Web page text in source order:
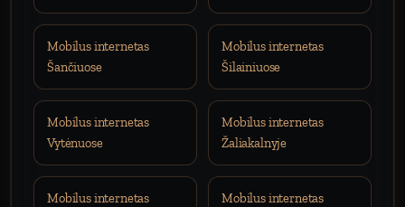
Mobilus internetas
Šančiuose
Mobilus internetas
Šilainiuose
Mobilus internetas
Vytėnuose
Mobilus internetas
Žaliakalnyje
Mobilus internetas
Mobilus internetas